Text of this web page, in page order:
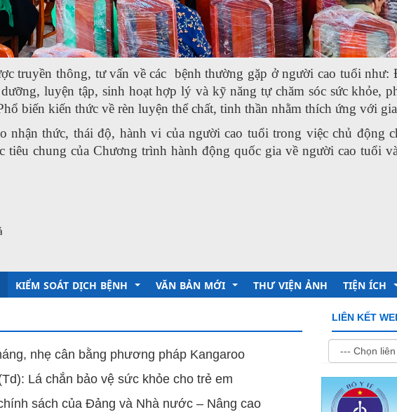
truyền thông, tư vấn về các bệnh thường gặp ở người cao tuổi như:
luyện tập, sinh hoạt hợp lý và kỹ năng tự chăm sóc sức khỏe,
biến kiến thức về rèn luyện thể chất, tinh thần nhằm thích ứng với
nhận thức, thái độ, hành vi của người cao tuổi trong việc chủ động
tiêu chung của Chương trình hành động quốc gia về người cao tuổi
Chủ tịch Hồ chí minh
tế
KIỂM SOÁT DỊCH BỆNH
Truyền thông giáo dục sức khỏe
Dinh dưỡng - An toàn vệ sinh thực phẩm
Phòng chống dịch bệnh
VĂN BẢN MỚI
Trung tâm Kiểm soát bệnh tật
Sở Y tế
Ủy ban nhân dân tỉnh
THƯ VIỆN ẢNH TIỆN ÍCH
Lịch làm
Hỏi đáp
Dịch vụ
nhẹ cân bằng phương pháp Kangaroo
Lá chắn bảo vệ sức khỏe cho trẻ em
sách của Đảng và Nhà nước – Nâng cao
LIÊN KẾT